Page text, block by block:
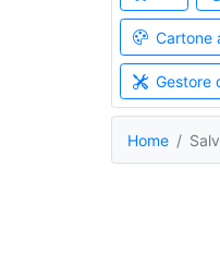
Cartone
Gestore
Home